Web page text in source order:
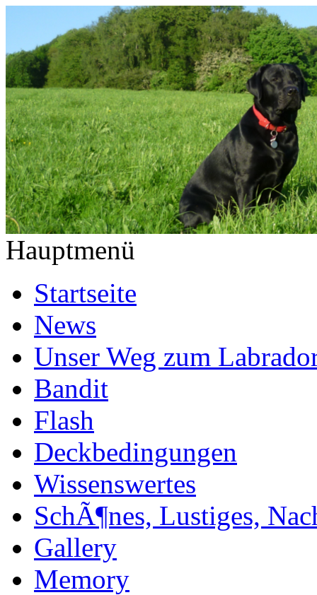
Hauptmenü
Startseite
News
Unser Weg zum
Bandit
Flash
Deckbedingungen
Wissenswertes
SchÃ¶nes, Lustiges,
Gallery
Memory